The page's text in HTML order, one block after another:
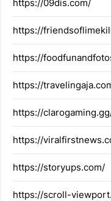
https://09dis.com/
https://
https://
https://
https://
https://
https://storyups.com/
https://scroll-